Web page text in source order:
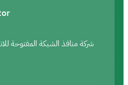
شركة منافذ الشبكة المفتوحة